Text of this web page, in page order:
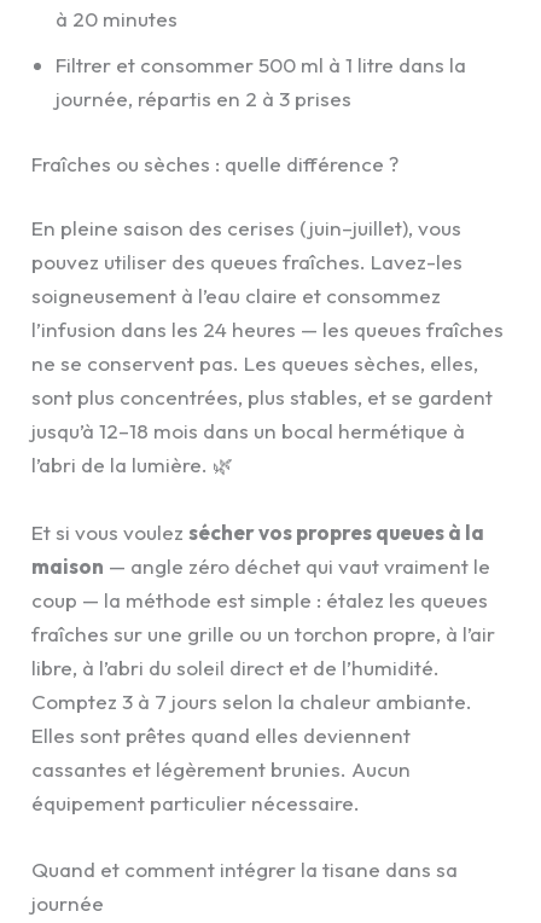
à 20 minutes
Filtrer et consommer 500 ml à 1 litre dans la
journée, répartis en 2 à 3 prises
Fraîches ou sèches : quelle différence ?
En pleine saison des cerises (juin–juillet), vous
pouvez utiliser des queues fraîches. Lavez-les
soigneusement à l’eau claire et consommez
l’infusion dans les 24 heures — les queues fraîches
ne se conservent pas. Les queues sèches, elles,
sont plus concentrées, plus stables, et se gardent
jusqu’à 12–18 mois dans un bocal hermétique à
l’abri de la lumière. 🌿
Et si vous voulezsécher vos propres queues à la
maison — angle zéro déchet qui vaut vraiment le
coup — la méthode est simple : étalez les queues
fraîches sur une grille ou un torchon propre, à l’air
libre, à l’abri du soleil direct et de l’humidité.
Comptez 3 à 7 jours selon la chaleur ambiante.
Elles sont prêtes quand elles deviennent
cassantes et légèrement brunies. Aucun
équipement particulier nécessaire.
Quand et comment intégrer la tisane dans sa
journée